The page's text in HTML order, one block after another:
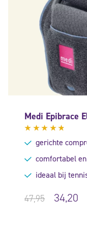
Medi Epibrace
Gewaardeerd
4.60 uit
gerichte
comfortabel
ideaal bij
47,95 34,20